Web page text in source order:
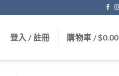
登入 / 註冊 購物車 /$0.00